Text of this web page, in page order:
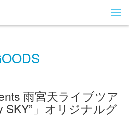
雨宮天ライブツア
SKY”」オリジナルグ